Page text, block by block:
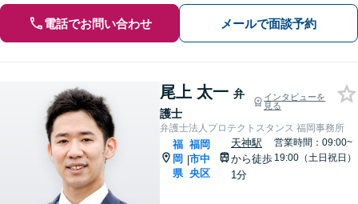
電話でお問い合わせ メールで面談予約
尾上 太一 弁
護士
インタビューを
見る
弁護士法人プロテクトスタンス 福岡事務所
福
岡
県
|
福岡
市中
央区
天神駅
から徒歩
1分
営業時間：09:00~
19:00（土日祝日）